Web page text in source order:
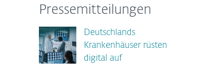
Pressemitteilungen
Deutschlands
Krankenhäuser rüsten
digital auf